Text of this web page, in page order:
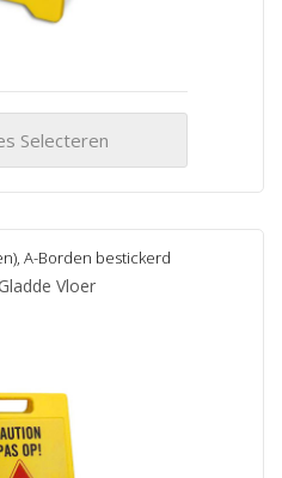
Selecteren
, A-Borden bestickerd
Vloer